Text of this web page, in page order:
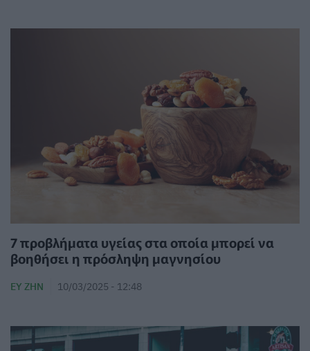
7 προβλήματα υγείας στα οποία μπορεί να
βοηθήσει η πρόσληψη μαγνησίου
ΕΥ ΖΗΝ 10/03/2025 - 12:48